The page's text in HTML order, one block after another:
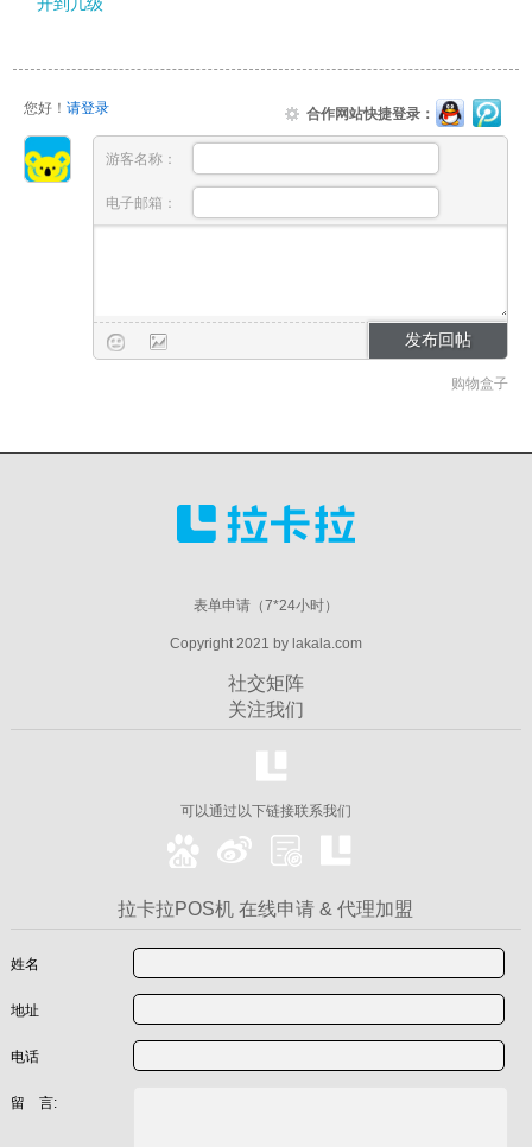
您好！ 请登录 合作网站快捷登录：
游客名称：
电子邮箱：
购物盒子
表单申请（7*24小时）
Copyright 2021 by lakala.com
社交矩阵
关注我们
可以通过以下链接联系我们
拉卡拉POS机 在线申请 & 代理加盟
姓名
地址
电话
留 言: